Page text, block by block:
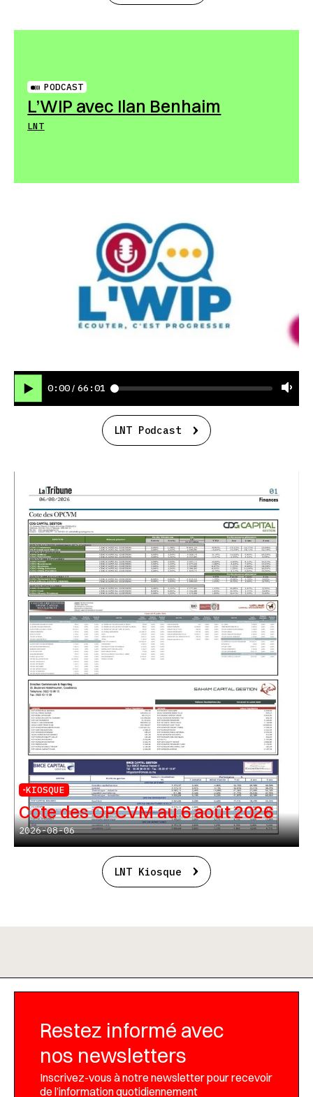
PODCAST
L’WIP avec Ilan Benhaim
LNT
0:00 / 66:01
LNT Podcast
KIOSQUE
Cote des OPCVM au 6 août 2026
2026-08-06
LNT Kiosque
Restez informé avec
nos newsletters
Inscrivez-vous à notre newsletter pour recevoir
de l’information quotidiennement